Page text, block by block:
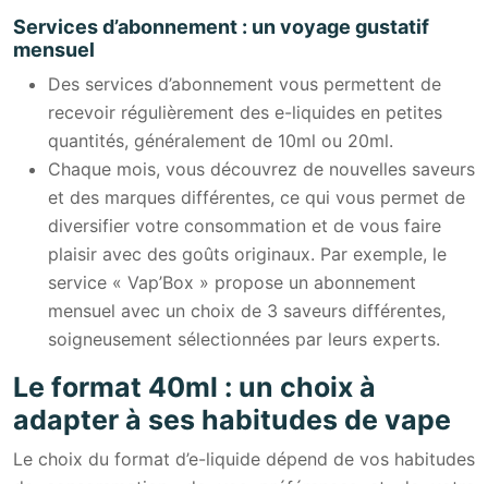
Services d’abonnement : un voyage gustatif
mensuel
Des services d’abonnement vous permettent de
recevoir régulièrement des e-liquides en petites
quantités, généralement de 10ml ou 20ml.
Chaque mois, vous découvrez de nouvelles saveurs
et des marques différentes, ce qui vous permet de
diversifier votre consommation et de vous faire
plaisir avec des goûts originaux. Par exemple, le
service « Vap’Box » propose un abonnement
mensuel avec un choix de 3 saveurs différentes,
soigneusement sélectionnées par leurs experts.
Le format 40ml : un choix à
adapter à ses habitudes de vape
Le choix du format d’e-liquide dépend de vos habitudes